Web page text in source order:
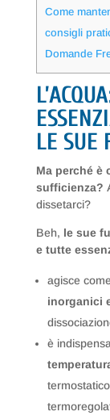
Come
consigli
Domande
LE SUE
Ma perché è
sufficienza?
dissetarci?
Beh, le sue
e tutte
agisce come
inorganici
è